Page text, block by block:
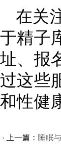
在关
于精子
址、报
过这些
和性健
上一篇： 睡眠